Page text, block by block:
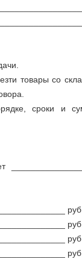
товары со
сроки и